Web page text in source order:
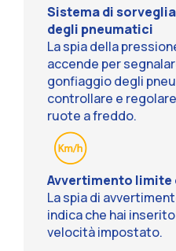
Sistema di
degli pneumatici
La spia della
accende per
gonfiaggio degli
controllare e
ruote a freddo.
Avvertimento
La spia di
indica che hai
velocità impostato.